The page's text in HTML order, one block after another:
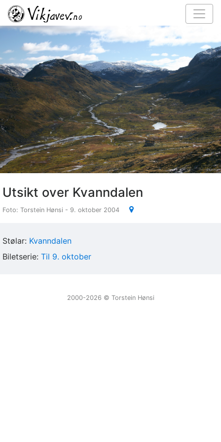
Utsikt over Kvanndalen
Foto: Torstein Hønsi - 9. oktober 2004
Stølar: Kvanndalen
Biletserie: Til 9. oktober
2000-2026 ©️ Torstein Hønsi